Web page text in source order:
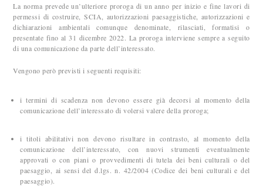
La norma prevede un’ulteriore proroga di un anno per inizio e fine lavori di
permessi di costruire, SCIA, autorizzazioni paesaggistiche, autorizzazioni e
dichiarazioni ambientali comunque denominate, rilasciati, formatisi o
presentate fino al 31 dicembre 2022. La proroga interviene sempre a seguito
di una comunicazione da parte dell’interessato.
Vengono però previsti i seguenti requisiti:
i termini di scadenza non devono essere già decorsi al momento della
comunicazione dell’interessato di volersi valere della proroga;
i titoli abilitativi non devono risultare in contrasto, al momento della
comunicazione dell’interessato, con nuovi strumenti eventualmente
approvati o con piani o provvedimenti di tutela dei beni culturali o del
paesaggio, ai sensi del d.lgs. n. 42/2004 (Codice dei beni culturali e del
paesaggio).